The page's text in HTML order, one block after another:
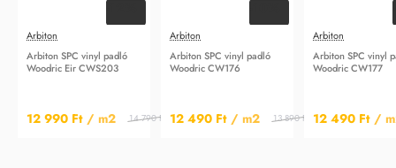
-12%
Arbiton
Arbiton SPC vinyl padló
Woodric Eir CWS203
12 990 Ft / m2 14 790 Ft / m2
-10%
Arbiton
Arbiton SPC vinyl padló
Woodric CW176
12 490 Ft / m2 13 890 Ft / m2
Arbiton
Arbiton SPC vinyl
Woodric CW177
12 490 Ft /